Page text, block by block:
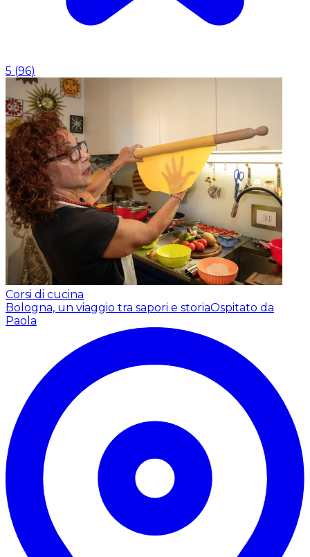
5 (96)
Corsi di cucina
Bologna, un viaggio tra sapori e storiaOspitato da
Paola